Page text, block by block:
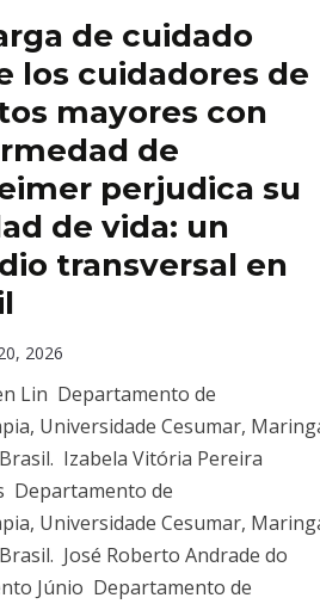
de cuidado
los cuidadores de
mayores con
de
perjudica su
de vida: un
transversal en
2026
Gallardo
Lin Departamento de
Universidade Cesumar,
Izabela Vitória Pereira
Departamento de
Universidade Cesumar,
José Roberto Andrade do
Júnio Departamento de